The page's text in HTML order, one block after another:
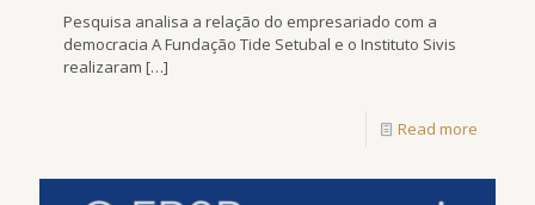
Pesquisa analisa a relação do empresariado com a
democracia A Fundação Tide Setubal e o Instituto Sivis
realizaram […]
Read more